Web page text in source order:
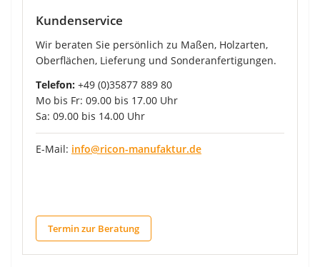
Kundenservice
Wir beraten Sie persönlich zu Maßen, Holzarten,
Oberflächen, Lieferung und Sonderanfertigungen.
Telefon: +49 (0)35877 889 80
Mo bis Fr: 09.00 bis 17.00 Uhr
Sa: 09.00 bis 14.00 Uhr
E-Mail: info@ricon-manufaktur.de
Termin zur Beratung